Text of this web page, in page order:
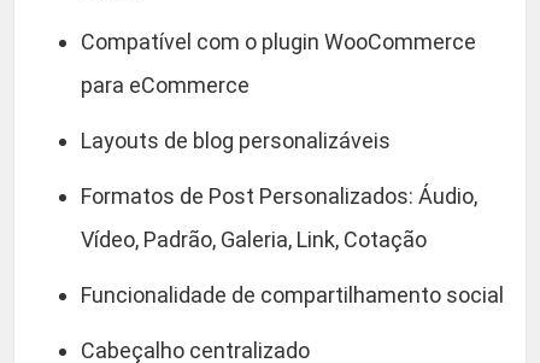
Compatível com o plugin WooCommerce
para eCommerce
Layouts de blog personalizáveis
Formatos de Post Personalizados: Áudio,
Vídeo, Padrão, Galeria, Link, Cotação
Funcionalidade de compartilhamento social
Cabeçalho centralizado